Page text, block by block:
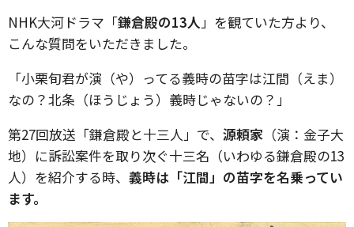
NHK大河ドラマ「鎌倉殿の13人」を観ていた方より、
こんな質問をいただきました。
「小栗旬君が演（や）ってる義時の苗字は江間（えま）
なの？北条（ほうじょう）義時じゃないの？」
第27回放送「鎌倉殿と十三人」で、 源頼家 （演：金子大
地）に訴訟案件を取り次ぐ十三名（いわゆる鎌倉殿の13
人）を紹介する時、 義時は「江間」の苗字を名乗ってい
ます。